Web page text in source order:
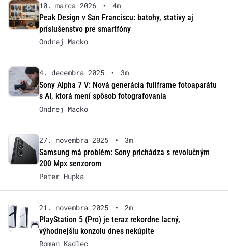
10. marca 2026 •
4m
Peak Design v San Franciscu: batohy, statívy aj
príslušenstvo pre smartfóny
Ondrej Macko
4. decembra 2025 •
3m
Sony Alpha 7 V: Nová generácia fullframe fotoaparátu
s AI, ktorá mení spôsob fotografovania
Ondrej Macko
27. novembra 2025 •
3m
Samsung má problém: Sony prichádza s revolučným
200 Mpx senzorom
Peter Hupka
21. novembra 2025 •
2m
PlayStation 5 (Pro) je teraz rekordne lacný,
výhodnejšiu konzolu dnes nekúpite
Roman Kadlec